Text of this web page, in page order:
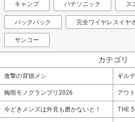
キャンプ パナソニック ス
バックパック 完全ワイヤレスイヤ
サンコー
カテゴリ
進撃の背徳メシ ギル
梅雨モノグランプリ2026 アウ
今どきメンズは外見も磨かないと！ THE